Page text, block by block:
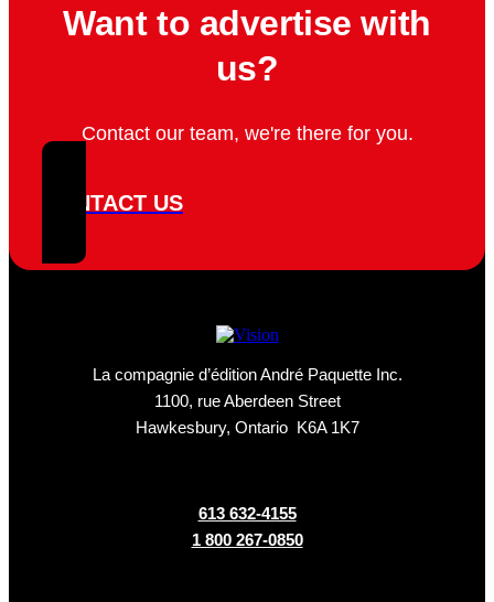
Want to advertise with
us?
Contact our team, we're there for you.
CONTACT US
La compagnie d’édition André Paquette Inc.
1100, rue Aberdeen Street
Hawkesbury, Ontario K6A 1K7
613 632-4155
1 800 267-0850